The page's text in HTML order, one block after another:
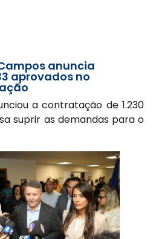
anuncia
aprovados no
a contratação de 1.230
suprir as demandas para o